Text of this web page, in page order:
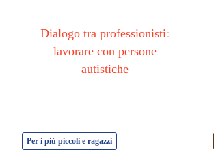
Dialogo tra professionisti:
lavorare con persone
autistiche
Per i più piccoli e ragazzi